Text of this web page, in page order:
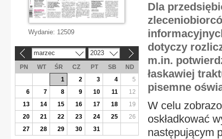
Dla
dotyczy
m.in.
łaskawiej
pisemne
W celu
oskładkować
następującym
Wydanie: 12509
marzec 2023
PN WT ŚR CZ PT SB
ND
1
2 3 4
5
6
7 8 9 10 11
12
13
14 15 16 17 18
19
20
21 22 23 24 25
26
27
28 29 30 31